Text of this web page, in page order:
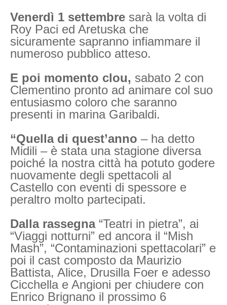
Venerdì 1 settembre sarà la volta di
Roy Paci ed Aretuska che
sicuramente sapranno infiammare il
numeroso pubblico atteso.
E poi momento clou, sabato 2 con
Clementino pronto ad animare col suo
entusiasmo coloro che saranno
presenti in marina Garibaldi.
“Quella di quest’anno – ha detto
Midili – è stata una stagione diversa
poiché la nostra città ha potuto godere
nuovamente degli spettacoli al
Castello con eventi di spessore e
peraltro molto partecipati.
Dalla rassegna“Teatri in pietra”, ai
“Viaggi notturni” ed ancora il “Mish
Mash”, “Contaminazioni spettacolari” e
poi il cast composto da Maurizio
Battista, Alice, Drusilla Foer e adesso
Cicchella e Angioni per chiudere con
Enrico Brignano il prossimo 6